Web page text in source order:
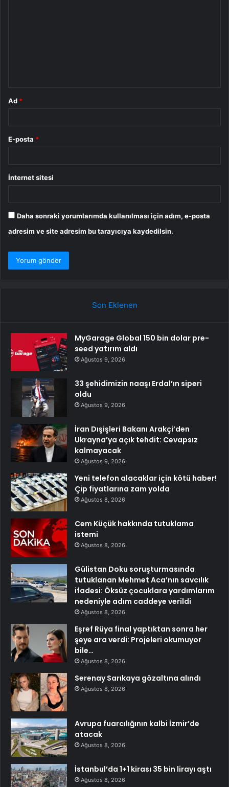
Ad *
E-posta *
İnternet sitesi
Daha sonraki yorumlarımda kullanılması için adım, e-posta
adresim ve site adresim bu tarayıcıya kaydedilsin.
Son Eklenen
MyGarage Global 150 bin dolar pre-
seed yatırım aldı
Ağustos 9, 2026
33 şehidimizin naaşı Erdal’ın siperi
oldu
Ağustos 9, 2026
İran Dışişleri Bakanı Arakçi’den
Ukrayna’ya açık tehdit: Cevapsız
kalmayacak
Ağustos 9, 2026
Yeni telefon alacaklar için kötü haber!
Çip fiyatlarına zam yolda
Ağustos 8, 2026
Cem Küçük hakkında tutuklama
istemi
Ağustos 8, 2026
Gülistan Doku soruşturmasında
tutuklanan Mehmet Aca’nın savcılık
ifadesi: Öksüz çocuklara yardımlarım
nedeniyle adım caddeye verildi
Ağustos 8, 2026
Eşref Rüya final yaptıktan sonra her
şeye ara verdi: Projeleri okumuyor
bile…
Ağustos 8, 2026
Serenay Sarıkaya gözaltına alındı
Ağustos 8, 2026
Avrupa fuarcılığının kalbi İzmir’de
atacak
Ağustos 8, 2026
İstanbul’da 1+1 kirası 35 bin lirayı aştı
Ağustos 8, 2026